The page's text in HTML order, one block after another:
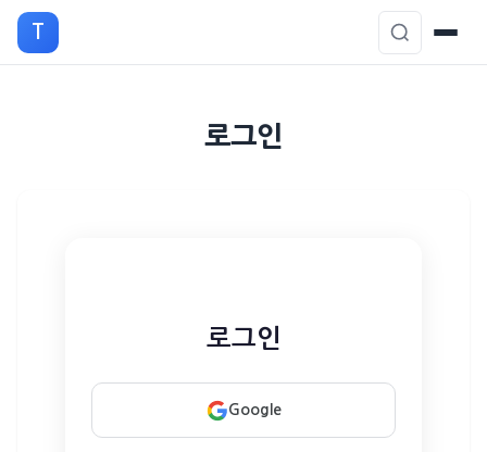
T
로그인
로그인
Google